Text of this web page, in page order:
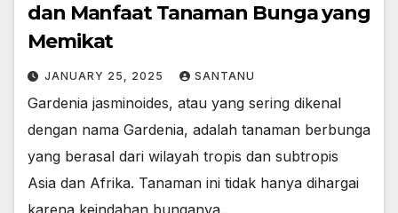
dan Manfaat Tanaman Bunga yang
Memikat
JANUARY 25, 2025 SANTANU
Gardenia jasminoides, atau yang sering dikenal
dengan nama Gardenia, adalah tanaman berbunga
yang berasal dari wilayah tropis dan subtropis
Asia dan Afrika. Tanaman ini tidak hanya dihargai